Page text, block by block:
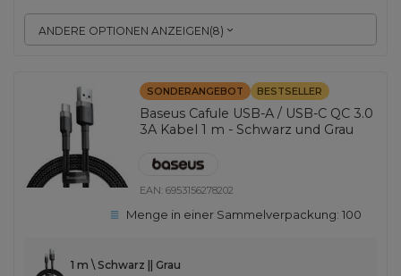
ANDERE OPTIONEN ANZEIGEN(8)
SONDERANGEBOT BESTSELLER
Baseus Cafule USB-A / USB-C QC 3.0
3A Kabel 1 m - Schwarz und Grau
EAN:6953156278202
Menge in einer Sammelverpackung:100
1 m \ Schwarz || Grau